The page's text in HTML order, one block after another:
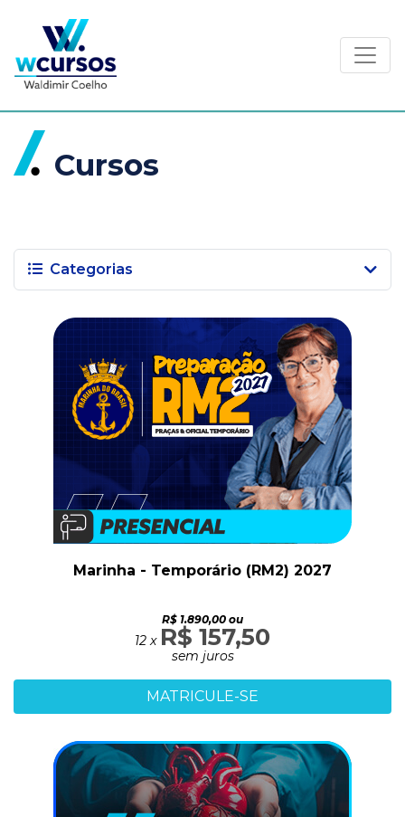
Cursos
Categorias
Marinha - Temporário (RM2) 2027
R$ 1.890,00 ou
12 x R$ 157,50
sem juros
MATRICULE-SE